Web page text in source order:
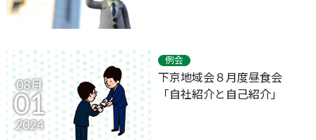
08月
01
2024
例会
下京地域会８月度昼食会
「自社紹介と自己紹介」